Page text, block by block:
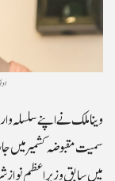
وینا ملک نے اپنے سلسلہ
سمیت مقبوضہ کشمیر میں
میں سابق وزیراعظم